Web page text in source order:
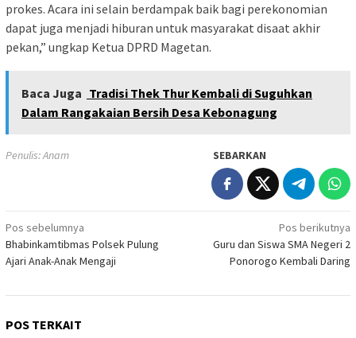
prokes. Acara ini selain berdampak baik bagi perekonomian
dapat juga menjadi hiburan untuk masyarakat disaat akhir
pekan,” ungkap Ketua DPRD Magetan.
Baca Juga Tradisi Thek Thur Kembali di Suguhkan
Dalam Rangakaian Bersih Desa Kebonagung
Penulis: Anam SEBARKAN
Navigasi
pos
Pos sebelumnya
Bhabinkamtibmas Polsek Pulung
Ajari Anak-Anak Mengaji
Pos berikutnya
Guru dan Siswa SMA Negeri 2
Ponorogo Kembali Daring
POS TERKAIT